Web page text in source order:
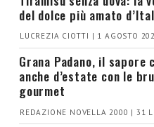
del dolce più amato
LUCREZIA CIOTTI | 1 AGOSTO
Grana Padano, il sapore
anche d’estate con le
gourmet
REDAZIONE NOVELLA 2000 | 31